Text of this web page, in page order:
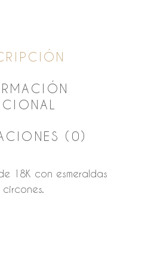
(0)
18K con esmeraldas
circones.